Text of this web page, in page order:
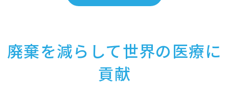
廃棄を減らして世界の医療に
貢献